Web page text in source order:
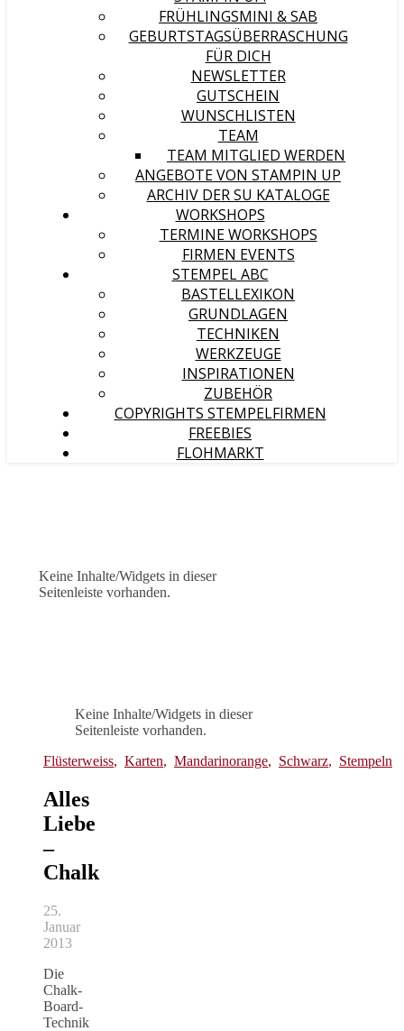
FRÜHLINGSMINI & SAB
GEBURTSTAGSÜBERRASCHUNG
FÜR DICH
NEWSLETTER
GUTSCHEIN
WUNSCHLISTEN
TEAM
TEAM MITGLIED WERDEN
ANGEBOTE VON STAMPIN UP
ARCHIV DER SU KATALOGE
WORKSHOPS
TERMINE WORKSHOPS
FIRMEN EVENTS
STEMPEL ABC
BASTELLEXIKON
GRUNDLAGEN
TECHNIKEN
WERKZEUGE
INSPIRATIONEN
ZUBEHÖR
COPYRIGHTS STEMPELFIRMEN
FREEBIES
FLOHMARKT
Keine Inhalte/Widgets in dieser
Seitenleiste vorhanden.
Keine Inhalte/Widgets in dieser
Seitenleiste vorhanden.
Flüsterweiss, Karten, Mandarinorange, Schwarz, Stempeln
Alles
Liebe
–
Chalk
25.
Januar
2013
Die
Chalk-
Board-
Technik